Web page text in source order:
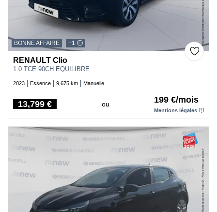
BONNE AFFAIRE +1
RENAULT Clio
1.0 TCE 90CH EQUILIBRE
2023 Essence 9,675 km Manuelle
Price
13,799 € ou 199 €/mois
Mentions légales